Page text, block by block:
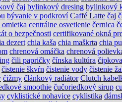
čaj bylinkový dresing bylinkový
bývanie v podkroví Caffé Latte čaj
omietka centrálne osvetlenie černica
o bezpečnosti certifikované okná
dezert chia kaša chia maškrta chia
chrenová omáčka chrenová
čili papričky čínska kultúra
čistenie škvŕn čistenie vody čistenie
čižmy článkový radiátor Clutch
smoothie čučoriedkový sirup
cyklistické nohavice cyklistika